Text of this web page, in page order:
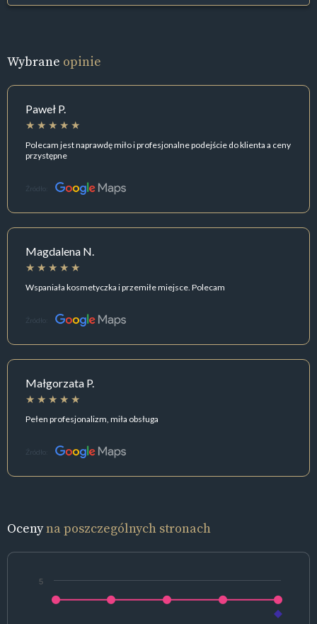
Wybrane opinie
Paweł P.
Polecam jest naprawdę miło i profesjonalne podejście do klienta a ceny
przystępne
Źródło:
Magdalena N.
Wspaniała kosmetyczka i przemiłe miejsce. Polecam
Źródło:
Małgorzata P.
Pełen profesjonalizm, miła obsługa
Źródło:
Ocenyna poszczególnych stronach
5